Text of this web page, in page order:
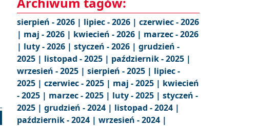
sierpień - 2026 | lipiec - 2026 | czerwiec - 2026
| maj - 2026 | kwiecień - 2026 | marzec - 2026
| luty - 2026 | styczeń - 2026 | grudzień -
2025 | listopad - 2025 | październik - 2025 |
wrzesień - 2025 | sierpień - 2025 | lipiec -
2025 | czerwiec - 2025 | maj - 2025 | kwiecień
- 2025 | marzec - 2025 | luty - 2025 | styczeń -
2025 | grudzień - 2024 | listopad - 2024 |
październik - 2024 | wrzesień - 2024 |